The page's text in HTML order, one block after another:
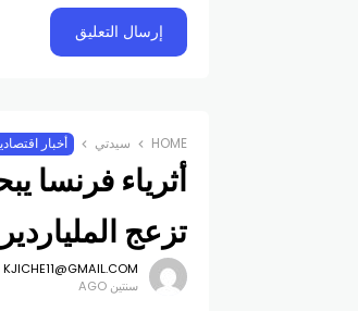
HOME سيدتي أخبار
أثرياء فرنسا
تزعج
KJICHE11@GMAIL.COM
سنتين AGO